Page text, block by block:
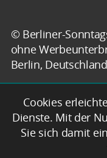
© Berliner-
ohne
Berlin,
Cookies
Dienste. Mit der
Sie sich damit